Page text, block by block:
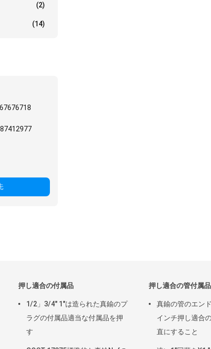
(2)
(14)
押し適合の付属品
1/2」3/4" 1"は造られた真鍮のプ
ラグの付属品適当な付属品を押
す
押し適合の管付属品
真鍮の管のエン
インチ押し適合
直にすること